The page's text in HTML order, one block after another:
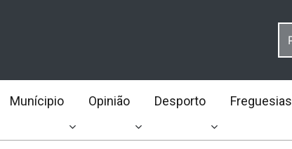
Munícipio Opinião Desporto Freguesias